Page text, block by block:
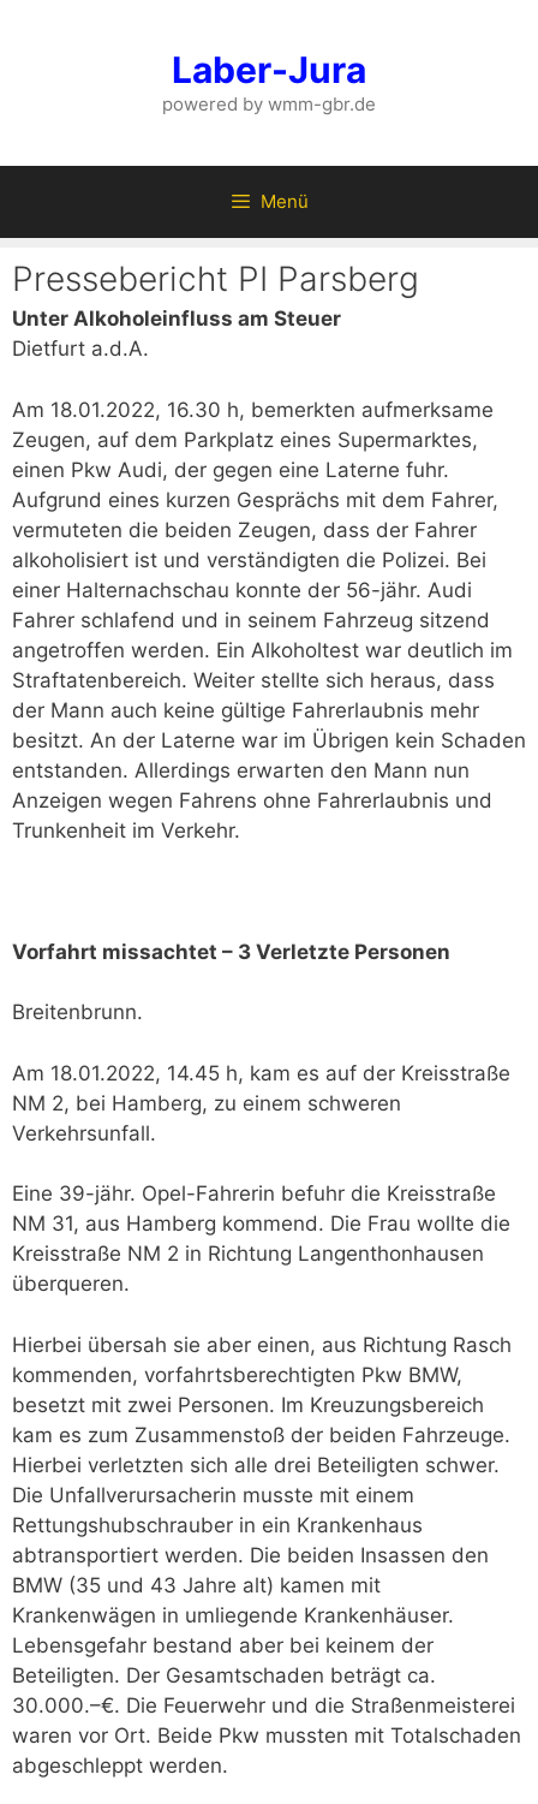
Laber-Jura
powered by wmm-gbr.de
Menü
Pressebericht PI Parsberg
Unter Alkoholeinfluss am Steuer
Dietfurt a.d.A.
Am 18.01.2022, 16.30 h, bemerkten aufmerksame
Zeugen, auf dem Parkplatz eines Supermarktes,
einen Pkw Audi, der gegen eine Laterne fuhr.
Aufgrund eines kurzen Gesprächs mit dem Fahrer,
vermuteten die beiden Zeugen, dass der Fahrer
alkoholisiert ist und verständigten die Polizei. Bei
einer Halternachschau konnte der 56-jähr. Audi
Fahrer schlafend und in seinem Fahrzeug sitzend
angetroffen werden. Ein Alkoholtest war deutlich im
Straftatenbereich. Weiter stellte sich heraus, dass
der Mann auch keine gültige Fahrerlaubnis mehr
besitzt. An der Laterne war im Übrigen kein Schaden
entstanden. Allerdings erwarten den Mann nun
Anzeigen wegen Fahrens ohne Fahrerlaubnis und
Trunkenheit im Verkehr.
Vorfahrt missachtet – 3 Verletzte Personen
Breitenbrunn.
Am 18.01.2022, 14.45 h, kam es auf der Kreisstraße
NM 2, bei Hamberg, zu einem schweren
Verkehrsunfall.
Eine 39-jähr. Opel-Fahrerin befuhr die Kreisstraße
NM 31, aus Hamberg kommend. Die Frau wollte die
Kreisstraße NM 2 in Richtung Langenthonhausen
überqueren.
Hierbei übersah sie aber einen, aus Richtung Rasch
kommenden, vorfahrtsberechtigten Pkw BMW,
besetzt mit zwei Personen. Im Kreuzungsbereich
kam es zum Zusammenstoß der beiden Fahrzeuge.
Hierbei verletzten sich alle drei Beteiligten schwer.
Die Unfallverursacherin musste mit einem
Rettungshubschrauber in ein Krankenhaus
abtransportiert werden. Die beiden Insassen den
BMW (35 und 43 Jahre alt) kamen mit
Krankenwägen in umliegende Krankenhäuser.
Lebensgefahr bestand aber bei keinem der
Beteiligten. Der Gesamtschaden beträgt ca.
30.000.–€. Die Feuerwehr und die Straßenmeisterei
waren vor Ort. Beide Pkw mussten mit Totalschaden
abgeschleppt werden.